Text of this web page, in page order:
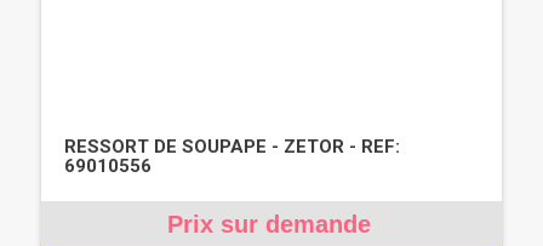
RESSORT DE SOUPAPE - ZETOR - REF:
69010556
Prix sur demande